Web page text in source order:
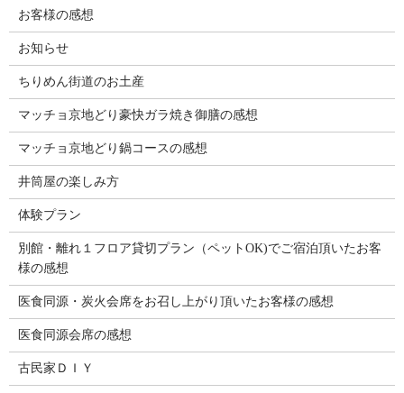
お客様の感想
お知らせ
ちりめん街道のお土産
マッチョ京地どり豪快ガラ焼き御膳の感想
マッチョ京地どり鍋コースの感想
井筒屋の楽しみ方
体験プラン
別館・離れ１フロア貸切プラン（ペットOK)でご宿泊頂いたお客
様の感想
医食同源・炭火会席をお召し上がり頂いたお客様の感想
医食同源会席の感想
古民家ＤＩＹ